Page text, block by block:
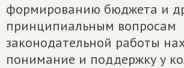
формированию бюджета и
принципиальным вопросам
законодательной работы
понимание и поддержку у